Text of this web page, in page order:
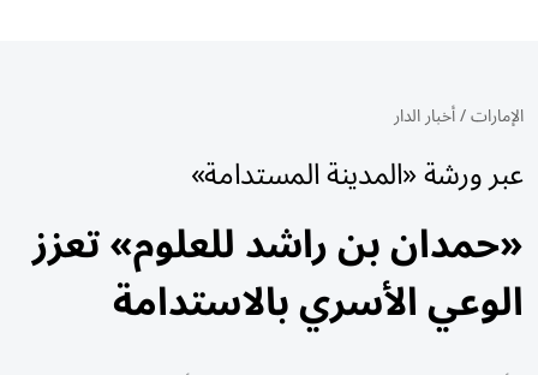
الإمارات/أخبار الدار
عبر ورشة «المدينة المستدامة»
«حمدان بن راشد للعلوم» تعزز
الوعي الأسري بالاستدامة